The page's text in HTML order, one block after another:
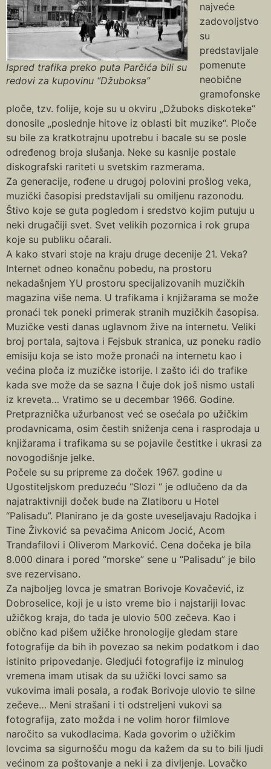
Ispred trafika preko puta Parčića bili su
redovi za kupovinu “Džuboksa”
najveće
zadovoljstvo
su
predstavljale
pomenute
neobične
gramofonske
ploče, tzv. folije, koje su u okviru „Džuboks diskoteke“
donosile „poslednje hitove iz oblasti bit muzike“. Ploče
su bile za kratkotrajnu upotrebu i bacale su se posle
određenog broja slušanja. Neke su kasnije postale
diskografski rariteti u svetskim razmerama.
Za generacije, rođene u drugoj polovini prošlog veka,
muzički časopisi predstavljali su omiljenu razonodu.
Štivo koje se guta pogledom i sredstvo kojim putuju u
neki drugačiji svet. Svet velikih pozornica i rok grupa
koje su publiku očarali.
A kako stvari stoje na kraju druge decenije 21. Veka?
Internet odneo konačnu pobedu, na prostoru
nekadašnjem YU prostoru specijalizovanih muzičkih
magazina više nema. U trafikama i knjižarama se može
pronaći tek poneki primerak stranih muzičkih časopisa.
Muzičke vesti danas uglavnom žive na internetu. Veliki
broj portala, sajtova i Fejsbuk stranica, uz poneku radio
emisiju koja se isto može pronaći na internetu kao i
većina ploča iz muzičke istorije. I zašto ići do trafike
kada sve može da se sazna I čuje dok još nismo ustali
iz kreveta… Vratimo se u decembar 1966. Godine.
Pretpraznička užurbanost već se osećala po užičkim
prodavnicama, osim čestih sniženja cena i rasprodaja u
knjižarama i trafikama su se pojavile čestitke i ukrasi za
novogodišnje jelke.
Počele su su pripreme za doček 1967. godine u
Ugostiteljskom preduzeću “Slozi “ je odlučeno da da
najatraktivniji doček bude na Zlatiboru u Hotel
“Palisadu”. Planirano je da goste uveseljavaju Radojka i
Tine Živković sa pevačima Anicom Jocić, Acom
Trandafilovi i Oliverom Marković. Cena dočeka je bila
8.000 dinara i pored “morske” sene u “Palisadu” je bilo
sve rezervisano.
Za najboljeg lovca je smatran Borivoje Kovačević, iz
Dobroselice, koji je u isto vreme bio i najstariji lovac
užičkog kraja, do tada je ulovio 500 zečeva. Kao i
obično kad pišem užičke hronologije gledam stare
fotografije da bih ih povezao sa nekim podatkom i dao
istinito pripovedanje. Gledjući fotografije iz minulog
vremena imam utisak da su užički lovci samo sa
vukovima imali posala, a rođak Borivoje ulovio te silne
zečeve… Meni strašani i ti odstreljeni vukovi sa
fotografija, zato možda i ne volim horor filmlove
naročito sa vukodlacima. Kada govorim o užičkim
lovcima sa sigurnošču mogu da kažem da su to bili ljudi
većinom za poštovanje a neki i za divljenje. Lovačko